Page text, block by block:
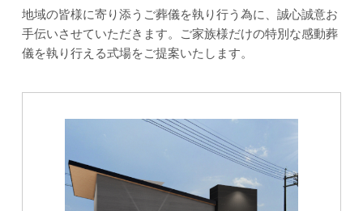
地域の皆様に寄り添うご葬儀を執り行う為に、誠心誠意お
手伝いさせていただきます。ご家族様だけの特別な感動葬
儀を執り行える式場をご提案いたします。